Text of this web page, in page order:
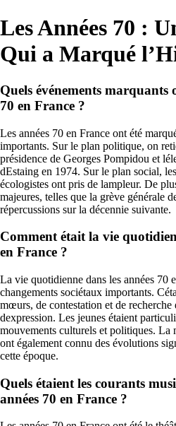
Les Années 70 :
Qui a Marqué
Quels événements marquants
70 en France ?
Les années 70 en France ont été
importants. Sur le plan politique, on
présidence de Georges Pompidou et
dEstaing en 1974. Sur le plan social,
écologistes ont pris de lampleur. De
majeures, telles que la grève générale
répercussions sur la décennie suivante.
Comment était la vie
en France ?
La vie quotidienne dans les années 70
changements sociétaux importants.
mœurs, de contestation et de recherche
dexpression. Les jeunes étaient
mouvements culturels et politiques. La
ont également connu des évolutions
cette époque.
Quels étaient les courants
années 70 en France ?